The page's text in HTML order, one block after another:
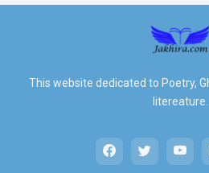
This website dedicated to Poetry,
litereature.